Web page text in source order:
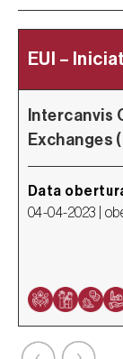
EUI –
Intercanvis
Exchanges
Data
04-04-2023 |